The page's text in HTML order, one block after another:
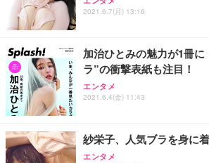
2021.6.7(月) 13:16
加治ひとみの魅力が1冊
ラ”の衝撃表紙も注目！
エンタメ
2021.6.4(金) 11:43
紗栄子、人気ブラを身に
エンタメ